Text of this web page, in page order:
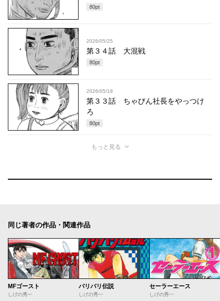
80pt
2026/05/25
第３４話 大混戦
80pt
2026/05/18
第３３話 ちゃびん社長をやっつけ
ろ
80pt
もっと見る
同じ著者の作品・関連作品
MFゴースト
しげの秀一
バリバリ伝説
しげの秀一
セーラーエース
しげの秀一